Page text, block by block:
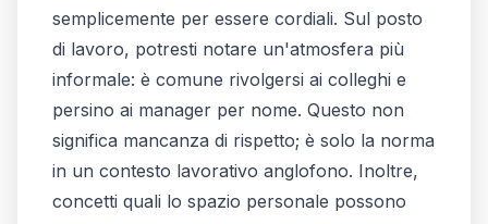
semplicemente per essere cordiali. Sul posto
di lavoro, potresti notare un'atmosfera più
informale: è comune rivolgersi ai colleghi e
persino ai manager per nome. Questo non
significa mancanza di rispetto; è solo la norma
in un contesto lavorativo anglofono. Inoltre,
concetti quali lo spazio personale possono